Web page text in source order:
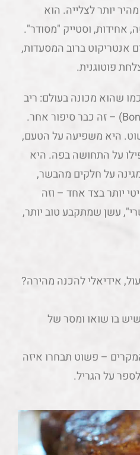
יותר לצלייה. הוא
אחידות, וסטייק "מסודר".
ברוב המסעדות,
פוטוגנית.
שהוא מכונה בעולם: ריב
איי עם עצם (Bone-In Ribeye) – זה כבר סיפור אחר.
היא משפיעה על הטעם,
על התחושה בפה. היא
על חלקים מהבשר,
יותר בצד אחד – וזה
עשן שמתקבע טוב יותר,
אידיאלי להכנה מהירה?
בו שואו ומסר של
– פשוט תבחרו איזה
על הגריל.